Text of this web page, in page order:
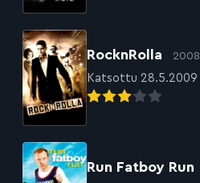
RocknRolla 2008
Katsottu 28.5.2009
Run Fatboy Run